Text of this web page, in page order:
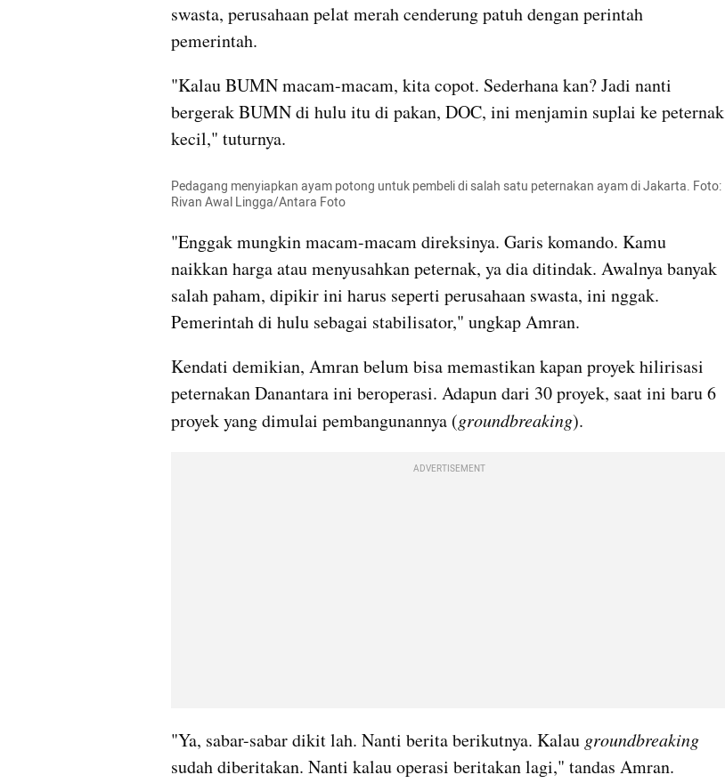
swasta, perusahaan pelat merah cenderung patuh dengan perintah
pemerintah.
"Kalau BUMN macam-macam, kita copot. Sederhana kan? Jadi nanti
bergerak BUMN di hulu itu di pakan, DOC, ini menjamin suplai ke peternak
kecil," tuturnya.
Pedagang menyiapkan ayam potong untuk pembeli di salah satu peternakan ayam di Jakarta. Foto:
Rivan Awal Lingga/Antara Foto
"Enggak mungkin macam-macam direksinya. Garis komando. Kamu
naikkan harga atau menyusahkan peternak, ya dia ditindak. Awalnya banyak
salah paham, dipikir ini harus seperti perusahaan swasta, ini nggak.
Pemerintah di hulu sebagai stabilisator," ungkap Amran.
Kendati demikian, Amran belum bisa memastikan kapan proyek hilirisasi
peternakan Danantara ini beroperasi. Adapun dari 30 proyek, saat ini baru 6
proyek yang dimulai pembangunannya (groundbreaking).
ADVERTISEMENT
"Ya, sabar-sabar dikit lah. Nanti berita berikutnya. Kalau groundbreaking
sudah diberitakan. Nanti kalau operasi beritakan lagi," tandas Amran.